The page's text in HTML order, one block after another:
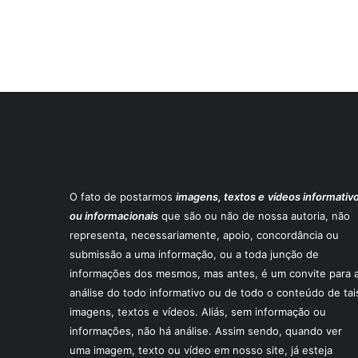
O fato de postarmos imagens, textos e vídeos
ou informacionais que são ou não de nossa autoria, não
representa, necessariamente, apoio, concordância ou
submissão a uma informação, ou a toda junção de
informações dos mesmos, mas antes, é um convite para
análise do todo informativo ou de todo o conteúdo de
imagens, textos e vídeos. Aliás, sem informação ou
informações, não há análise. Assim sendo, quando ver
uma imagem, texto ou vídeo em nosso site, já esteja